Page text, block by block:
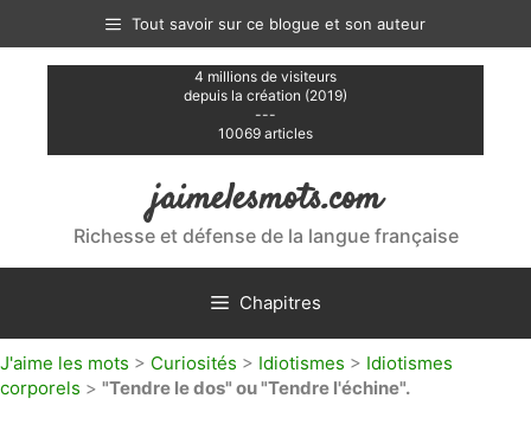
contenu
Tout savoir sur ce blogue et son auteur
4 millions de visiteurs
depuis la création (2019)
---
10069 articles
jaimelesmots.com
Richesse et défense de la langue française
Chapitres
J'aime les mots > Curiosités > Idiotismes > Idiotismes
corporels > "Tendre le dos" ou "Tendre l'échine".